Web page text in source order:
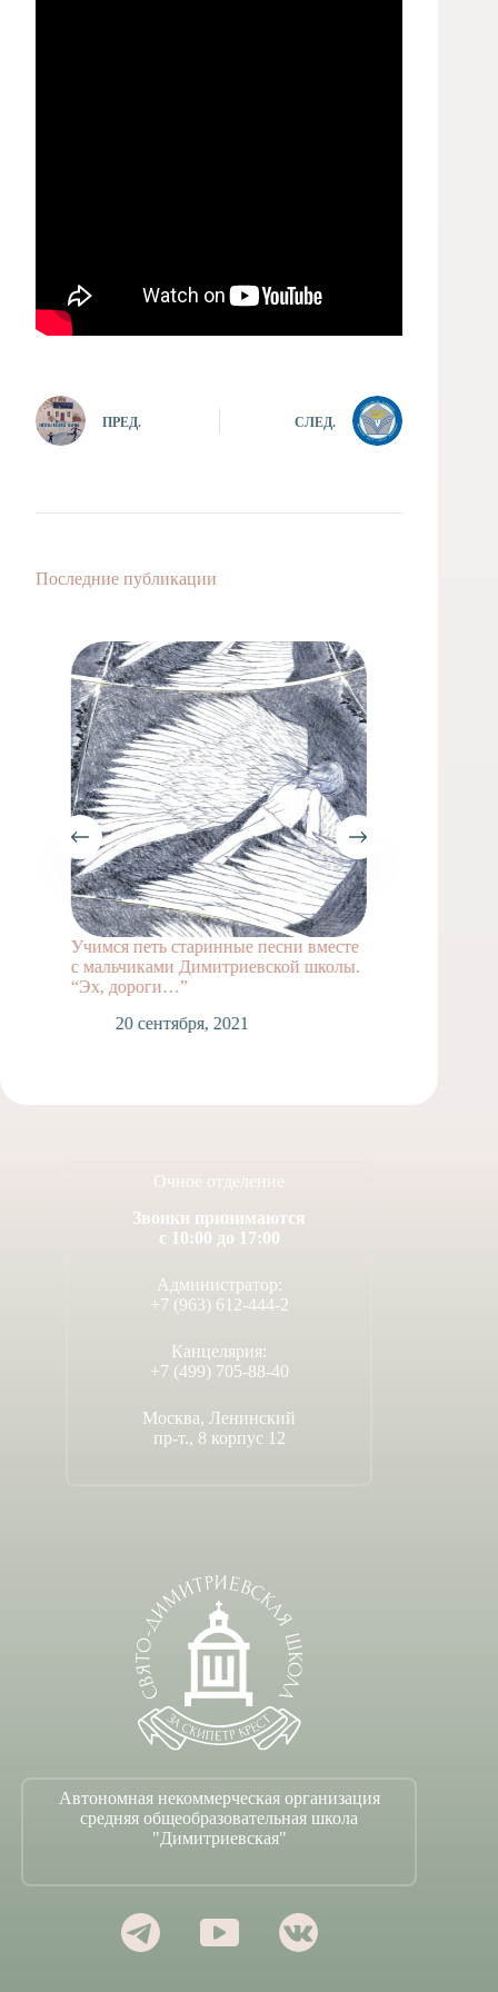
ПРЕД. СЛЕД.
Последние публикации
Учимся петь старинные песни вместе
с мальчиками Димитриевской школы.
“Эх, дороги…”
20 сентября, 2021
Очное отделение
Звонки принимаются
с 10:00 до 17:00
Администратор:
+7 (963) 612-444-2
Канцелярия:
+7 (499) 705-88-40
Москва, Ленинский
пр-т., 8 корпус 12
Автономная некоммерческая организация
средняя общеобразовательная школа
"Димитриевская"